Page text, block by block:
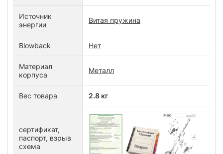
Источник
энергии
Витая пружина
Blowback Нет
Материал
корпуса
Металл
Вес товара 2.8 кг
сертификат,
паспорт, взрыв
схема